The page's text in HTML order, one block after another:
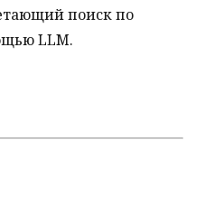
поиск по
LLM.